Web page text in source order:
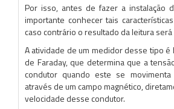
Por isso, antes de fazer a instalação
importante conhecer tais
caso contrário o resultado da leitura
A atividade de um medidor desse tipo é
de Faraday, que determina que a
condutor quando este se
através de um campo magnético,
velocidade desse condutor.